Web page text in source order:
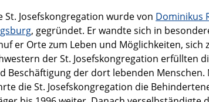
St. Josefskongregation wurde von Dominikus
, gegründet. Er wandte sich in
er Orte zum Leben und Möglichkeiten, sich
der St. Josefskongregation erfüllten
Beschäftigung der dort lebenden
die St. Josefskongregation die